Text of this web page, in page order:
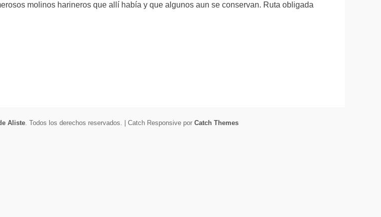
molinos harineros que allí había y que algunos aun se conservan. Ruta obligada
Aliste. Todos los derechos reservados. | Catch Responsive por Catch Themes